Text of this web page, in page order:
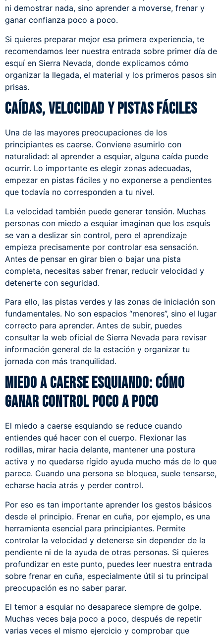
ni demostrar nada, sino aprender a moverse, frenar y
ganar confianza poco a poco.
Si quieres preparar mejor esa primera experiencia, te
recomendamos leer nuestra entrada sobre primer día de
esquí en Sierra Nevada, donde explicamos cómo
organizar la llegada, el material y los primeros pasos sin
prisas.
Caídas, velocidad y pistas fáciles
Una de las mayores preocupaciones de los
principiantes es caerse. Conviene asumirlo con
naturalidad: al aprender a esquiar, alguna caída puede
ocurrir. Lo importante es elegir zonas adecuadas,
empezar en pistas fáciles y no exponerse a pendientes
que todavía no corresponden a tu nivel.
La velocidad también puede generar tensión. Muchas
personas con miedo a esquiar imaginan que los esquís
se van a deslizar sin control, pero el aprendizaje
empieza precisamente por controlar esa sensación.
Antes de pensar en girar bien o bajar una pista
completa, necesitas saber frenar, reducir velocidad y
detenerte con seguridad.
Para ello, las pistas verdes y las zonas de iniciación son
fundamentales. No son espacios “menores”, sino el lugar
correcto para aprender. Antes de subir, puedes
consultar la web oficial de Sierra Nevada para revisar
información general de la estación y organizar tu
jornada con más tranquilidad.
Miedo a caerse esquiando: cómo
ganar control poco a poco
El miedo a caerse esquiando se reduce cuando
entiendes qué hacer con el cuerpo. Flexionar las
rodillas, mirar hacia delante, mantener una postura
activa y no quedarse rígido ayuda mucho más de lo que
parece. Cuando una persona se bloquea, suele tensarse,
echarse hacia atrás y perder control.
Por eso es tan importante aprender los gestos básicos
desde el principio. Frenar en cuña, por ejemplo, es una
herramienta esencial para principiantes. Permite
controlar la velocidad y detenerse sin depender de la
pendiente ni de la ayuda de otras personas. Si quieres
profundizar en este punto, puedes leer nuestra entrada
sobre frenar en cuña, especialmente útil si tu principal
preocupación es no saber parar.
El temor a esquiar no desaparece siempre de golpe.
Muchas veces baja poco a poco, después de repetir
varias veces el mismo ejercicio y comprobar que